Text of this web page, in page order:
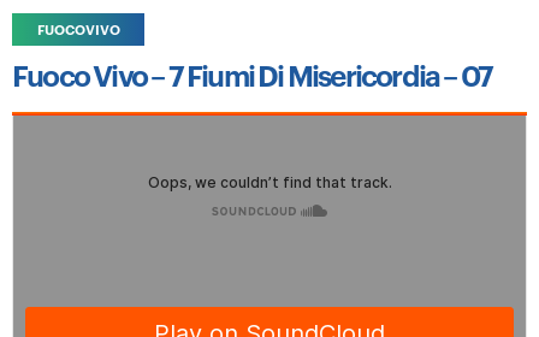
FUOCOVIVO
Fuoco Vivo – 7 Fiumi Di Misericordia – 07